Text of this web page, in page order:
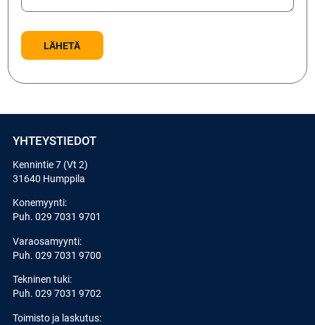
YHTEYSTIEDOT
Kennintie 7 (Vt 2)
31640 Humppila
Konemyynti:
Puh. 029 7031 9701
Varaosamyynti:
Puh. 029 7031 9700
Tekninen tuki:
Puh. 029 7031 9702
Toimisto ja laskutus: